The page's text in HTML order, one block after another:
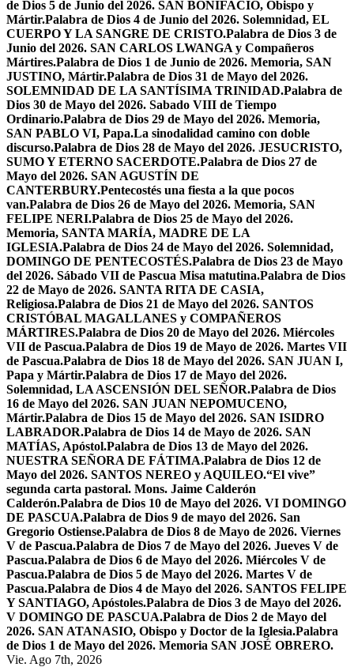
de Dios 5 de Junio del 2026. SAN BONIFACIO, Obispo y
Mártir.Palabra de Dios 4 de Junio del 2026. Solemnidad, EL
CUERPO Y LA SANGRE DE CRISTO.Palabra de Dios 3 de
Junio del 2026. SAN CARLOS LWANGA y Compañeros
Mártires.Palabra de Dios 1 de Junio de 2026. Memoria, SAN
JUSTINO, Mártir.Palabra de Dios 31 de Mayo del 2026.
SOLEMNIDAD DE LA SANTÍSIMA TRINIDAD.Palabra de
Dios 30 de Mayo del 2026. Sabado VIII de Tiempo
Ordinario.Palabra de Dios 29 de Mayo del 2026. Memoria,
SAN PABLO VI, Papa.La sinodalidad camino con doble
discurso.Palabra de Dios 28 de Mayo del 2026. JESUCRISTO,
SUMO Y ETERNO SACERDOTE.Palabra de Dios 27 de
Mayo del 2026. SAN AGUSTÍN DE
CANTERBURY.Pentecostés una fiesta a la que pocos
van.Palabra de Dios 26 de Mayo del 2026. Memoria, SAN
FELIPE NERI.Palabra de Dios 25 de Mayo del 2026.
Memoria, SANTA MARÍA, MADRE DE LA
IGLESIA.Palabra de Dios 24 de Mayo del 2026. Solemnidad,
DOMINGO DE PENTECOSTÉS.Palabra de Dios 23 de Mayo
del 2026. Sábado VII de Pascua Misa matutina.Palabra de Dios
22 de Mayo de 2026. SANTA RITA DE CASIA,
Religiosa.Palabra de Dios 21 de Mayo del 2026. SANTOS
CRISTÓBAL MAGALLANES y COMPAÑEROS
MÁRTIRES.Palabra de Dios 20 de Mayo del 2026. Miércoles
VII de Pascua.Palabra de Dios 19 de Mayo de 2026. Martes VII
de Pascua.Palabra de Dios 18 de Mayo del 2026. SAN JUAN I,
Papa y Mártir.Palabra de Dios 17 de Mayo del 2026.
Solemnidad, LA ASCENSIÓN DEL SEÑOR.Palabra de Dios
16 de Mayo del 2026. SAN JUAN NEPOMUCENO,
Mártir.Palabra de Dios 15 de Mayo del 2026. SAN ISIDRO
LABRADOR.Palabra de Dios 14 de Mayo de 2026. SAN
MATÍAS, Apóstol.Palabra de Dios 13 de Mayo del 2026.
NUESTRA SEÑORA DE FÁTIMA.Palabra de Dios 12 de
Mayo del 2026. SANTOS NEREO y AQUILEO.“El vive”
segunda carta pastoral. Mons. Jaime Calderón
Calderón.Palabra de Dios 10 de Mayo del 2026. VI DOMINGO
DE PASCUA.Palabra de Dios 9 de mayo del 2026. San
Gregorio Ostiense.Palabra de Dios 8 de Mayo de 2026. Viernes
V de Pascua.Palabra de Dios 7 de Mayo del 2026. Jueves V de
Pascua.Palabra de Dios 6 de Mayo del 2026. Miércoles V de
Pascua.Palabra de Dios 5 de Mayo del 2026. Martes V de
Pascua.Palabra de Dios 4 de Mayo del 2026. SANTOS FELIPE
Y SANTIAGO, Apóstoles.Palabra de Dios 3 de Mayo del 2026.
V DOMINGO DE PASCUA.Palabra de Dios 2 de Mayo del
2026. SAN ATANASIO, Obispo y Doctor de la Iglesia.Palabra
de Dios 1 de Mayo del 2026. Memoria SAN JOSÉ OBRERO.
Vie. Ago 7th, 2026